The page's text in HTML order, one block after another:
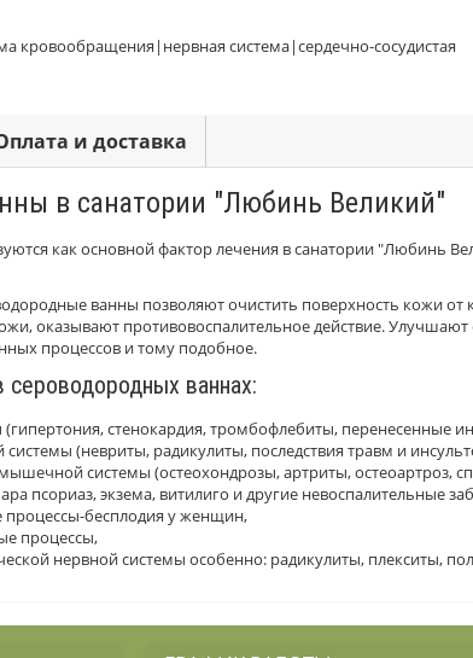
кровообращения|нервная система|сердечно-сосудистая
и доставка
в санатории "Любинь Великий"
как основной фактор лечения в санатории "Любинь
ванны позволяют очистить поверхность кожи
оказывают противовоспалительное действие.
процессов и тому подобное.
сероводородных ваннах:
(гипертония, стенокардия, тромбофлебиты, перенесенные
(невриты, радикулиты, последствия травм и
системы (остеохондрозы, артриты, остеоартроз,
псориаз, экзема, витилиго и другие невоспалительные
бесплодия у женщин,
процессы,
нервной системы особенно: радикулиты, плекситы,